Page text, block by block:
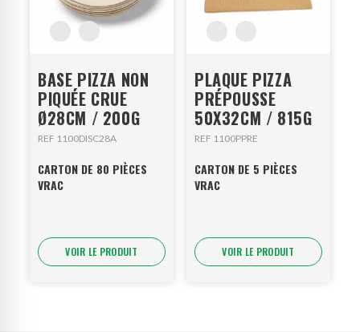
BASE PIZZA NON
PIQUÉE CRUE
Ø28CM / 200G
REF 1100DISC28A
CARTON DE 80 PIÈCES
VRAC
VOIR LE PRODUIT
PLAQUE PIZZA
PRÉPOUSSE
50X32CM / 815G
REF 1100PPRE
CARTON DE 5 PIÈCES
VRAC
VOIR LE PRODUIT